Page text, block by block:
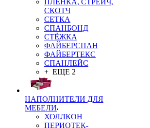
ПЛЁНКА, СТРЕЙЧ,
СКОТЧ
СЕТКА
СПАНБОНД
СТЁЖКА
ФАЙБЕРСПАН
ФАЙБЕРТЕКС
СПАНЛЕЙС
+ ЕЩЕ 2
НАПОЛНИТЕЛИ ДЛЯ
МЕБЕЛИ
ХОЛЛКОН
ПЕРИОТЕК-